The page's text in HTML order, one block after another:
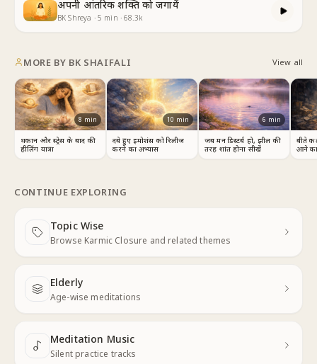
अपनी आंतरिक शक्ति को जगायें
BK Shreya · 5 min ·68.3k
MORE BY BK SHAIFALI View all
8 min
थकान और स्ट्रेस के बाद की
हीलिंग यात्रा
10 min
दबे हुए इमोशंस को रिलीज
करने का अभ्यास
6 min
जब मन डिस्टर्ब हो, झील की
तरह शांत होना सीखें
बीते
आने का
CONTINUE EXPLORING
Topic Wise
Browse Karmic Closure and related themes
Next
Elderly
Age-wise meditations
Next
Meditation Music
Silent practice tracks
Next